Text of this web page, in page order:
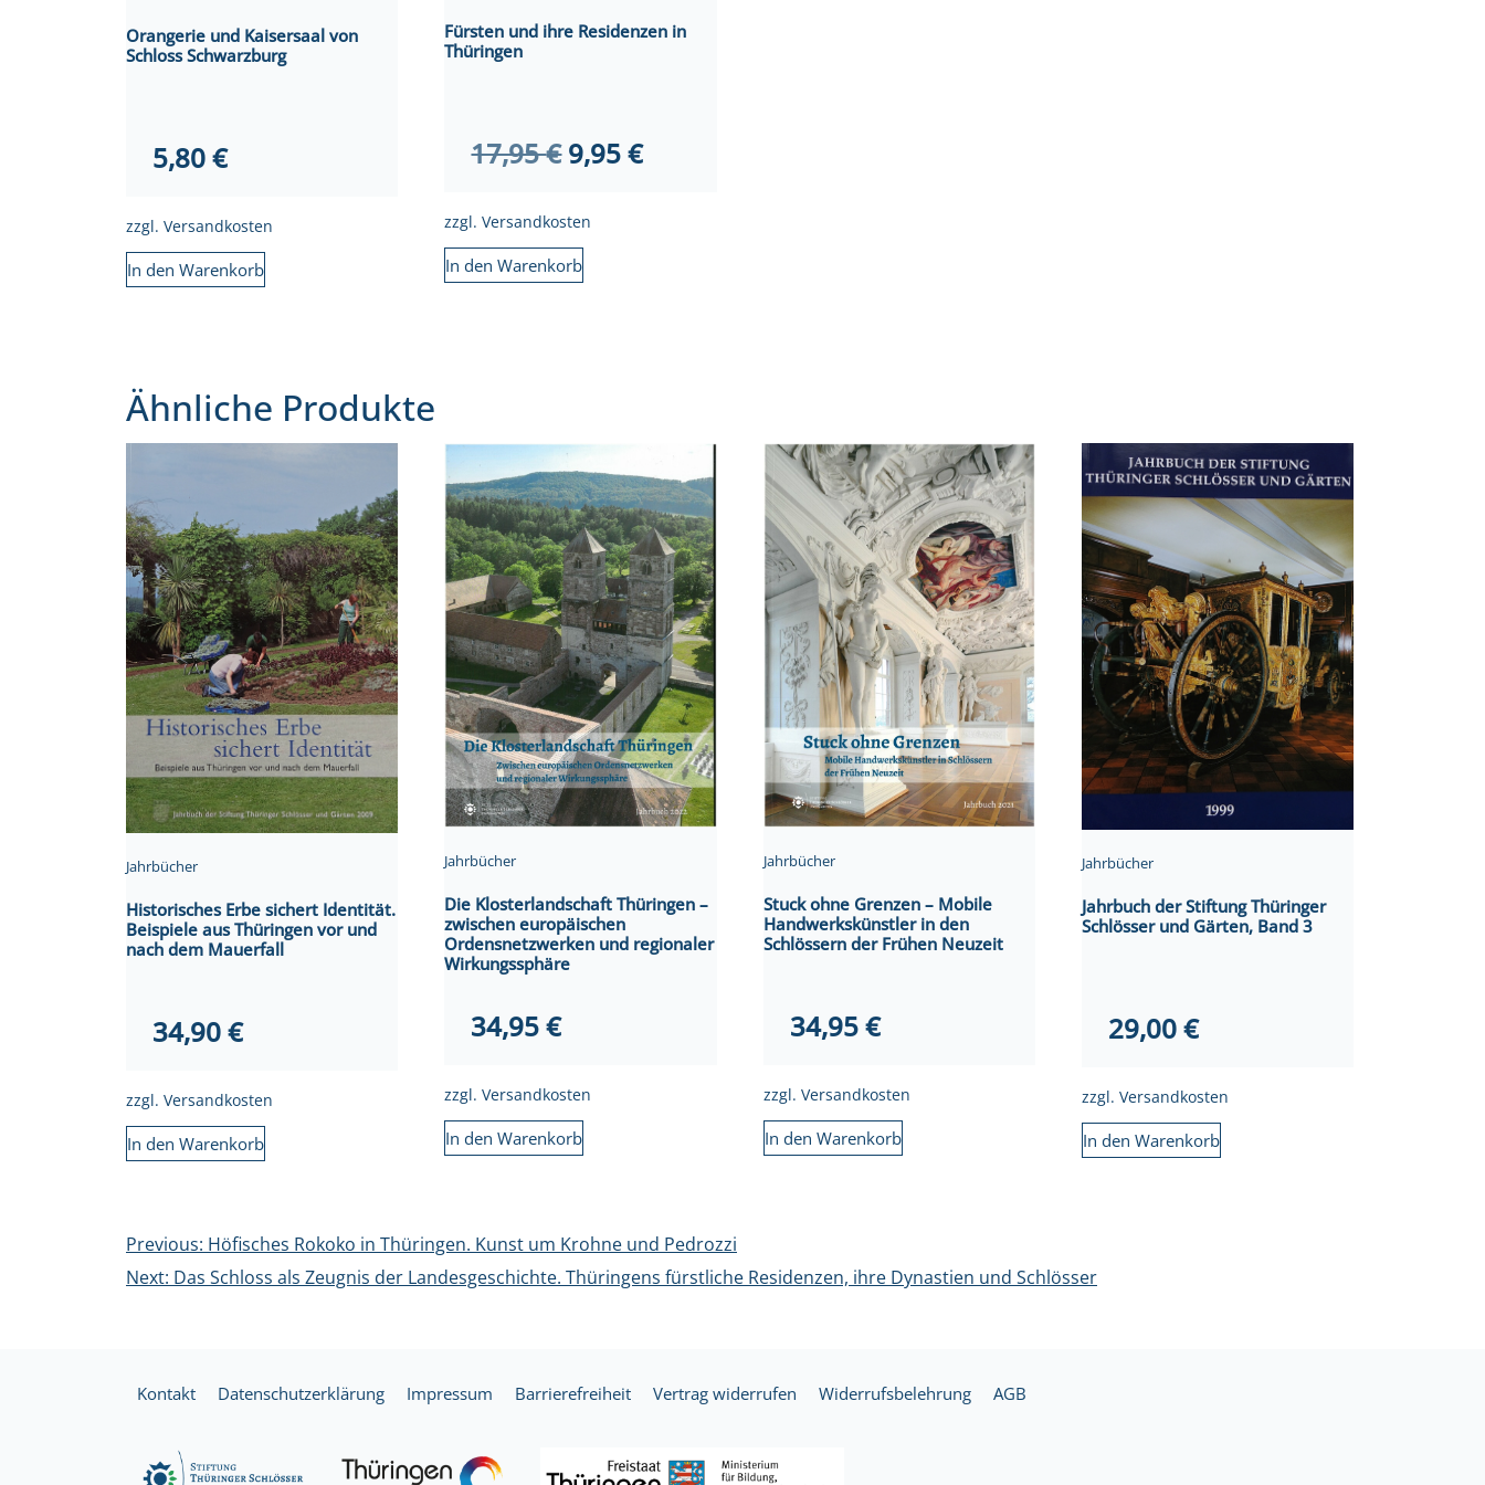
Orangerie und Kaisersaal von
Schloss Schwarzburg
5,80€
zzgl. Versandkosten
In den Warenkorb
Fürsten und ihre Residenzen in
Thüringen
17,95€Ursprünglicher
war:
17,95 €
9,95€Aktueller
zzgl.Versandkosten
In den Warenkorb
Ähnliche Produkte
Jahrbücher
Historisches Erbe sichert Identität.
Beispiele aus Thüringen vor und
nach dem Mauerfall
34,90€
zzgl. Versandkosten
In den Warenkorb
Jahrbücher
Die Klosterlandschaft Thüringen –
zwischen europäischen
Ordensnetzwerken und regionaler
Wirkungssphäre
34,95€
zzgl.Versandkosten
In den Warenkorb
Jahrbücher
Stuck ohne Grenzen – Mobile
Handwerkskünstler in den
Schlössern der Frühen Neuzeit
34,95€
zzgl. Versandkosten
In den Warenkorb
Jahrbücher
Jahrbuch der Stiftung Thüringer
Schlösser und Gärten, Band 3
29,00€
zzgl.Versandkosten
In den Warenkorb
Beitragsnavigation
Previous: Höfisches Rokoko in Thüringen. Kunst um Krohne und Pedrozzi
Next: Das Schloss als Zeugnis der Landesgeschichte. Thüringens fürstliche Residenzen, ihre Dynastien und Schlösser
Kontakt Datenschutzerklärung Impressum Barrierefreiheit Vertrag widerrufen Widerrufsbelehrung AGB